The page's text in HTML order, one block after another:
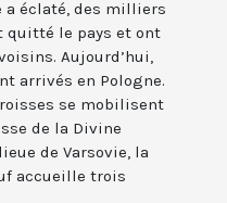
a éclaté, des milliers
quitté le pays et ont
Aujourd’hui,
arrivés en Pologne.
se mobilisent
de la Divine
de Varsovie, la
accueille trois